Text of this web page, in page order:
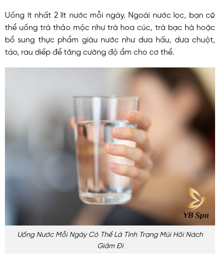
Uống ít nhất 2 lít nước mỗi ngày. Ngoài nước lọc, bạn có
thể uống trà thảo mộc như trà hoa cúc, trà bạc hà hoặc
bổ sung thực phẩm giàu nước như dưa hấu, dưa chuột,
táo, rau diếp để tăng cường độ ẩm cho cơ thể.
Uống Nước Mỗi Ngày Có Thể Là Tình Trạng Mùi Hôi Nách
Giảm Đi